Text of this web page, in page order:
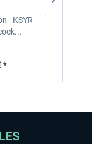
- KSYR -
*